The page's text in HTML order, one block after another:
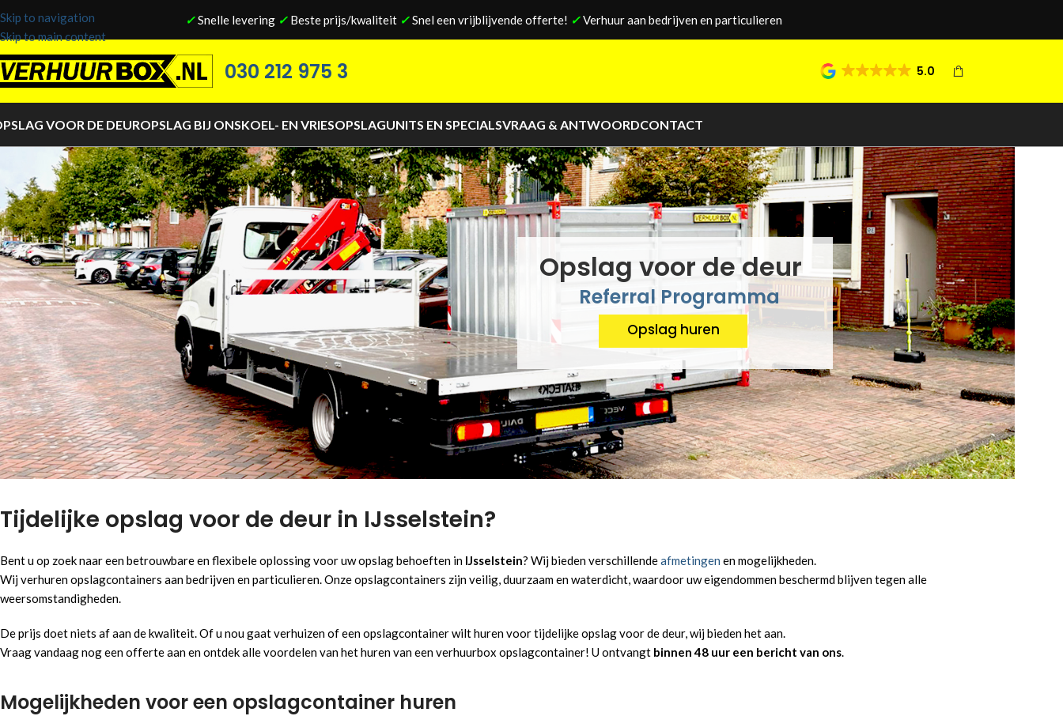
Skip to navigation
Skip to main content
✓Snelle levering ✓ Beste prijs/kwaliteit ✓Snel een vrijblijvende offerte! ✓Verhuur aan bedrijven en particulieren
030 212 975 3 5.0
VOOR DE DEUROPSLAG BIJ ONSKOEL- EN VRIESOPSLAGUNITS EN SPECIALSVRAAG & ANTWOORDCONTACT
Opslag huren
Referral Programma
Opslag voor de deur
Tijdelijke opslag voor de deur in IJsselstein?
Bent u op zoek naar een betrouwbare en flexibele oplossing voor uw opslag behoeften in IJsselstein? Wij bieden verschillendeafmetingen en mogelijkheden.
Wij verhuren opslagcontainers aan bedrijven en particulieren. Onze opslagcontainers zijn veilig, duurzaam en waterdicht, waardoor uw eigendommen beschermd blijven tegen alle
weersomstandigheden.
De prijs doet niets af aan de kwaliteit. Of u nou gaat verhuizen of een opslagcontainer wilt huren voor tijdelijke opslag voor de deur, wij bieden het aan.
Vraag vandaag nog een offerte aan en ontdek alle voordelen van het huren van een verhuurbox opslagcontainer! U ontvangt binnen 48 uur een bericht van ons.
Mogelijkheden voor een opslagcontainer huren